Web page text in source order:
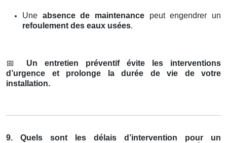
Une absence de maintenance peut engendrer un
refoulement des eaux usées.
📅
Un entretien préventif évite les interventions
d’urgence et prolonge la durée de vie de votre
installation.
9. Quels sont les délais d’intervention pour un